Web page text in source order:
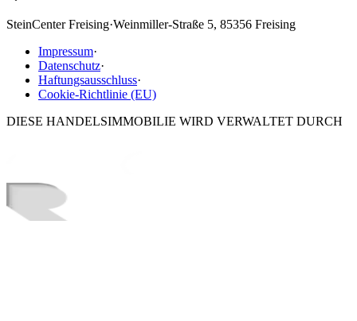
SteinCenter Freising·Weinmiller-Straße 5, 85356 Freising
Impressum·
Datenschutz·
Haftungsausschluss·
Cookie-Richtlinie (EU)
DIESE HANDELSIMMOBILIE WIRD VERWALTET DURCH